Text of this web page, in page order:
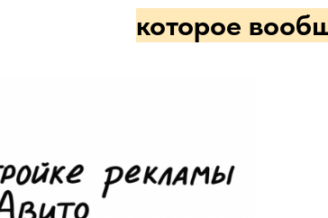
которое